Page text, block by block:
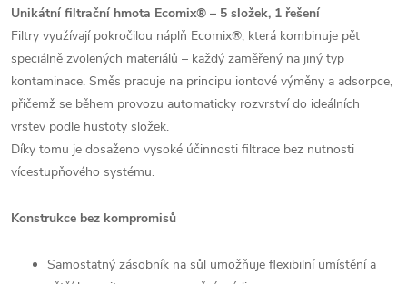
Unikátní filtrační hmota Ecomix® – 5 složek, 1 řešení
Filtry využívají pokročilou náplň Ecomix®, která kombinuje pět
speciálně zvolených materiálů – každý zaměřený na jiný typ
kontaminace. Směs pracuje na principu iontové výměny a adsorpce,
přičemž se během provozu automaticky rozvrství do ideálních
vrstev podle hustoty složek.
Díky tomu je dosaženo vysoké účinnosti filtrace bez nutnosti
vícestupňového systému.
Konstrukce bez kompromisů
Samostatný zásobník na sůl umožňuje flexibilní umístění a